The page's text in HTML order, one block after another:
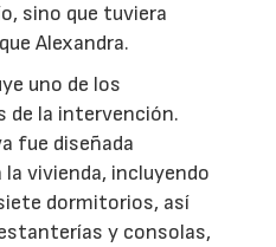
sino que tuviera
Alexandra.
uno de los
de la intervención.
fue diseñada
vivienda, incluyendo
dormitorios, así
y consolas,